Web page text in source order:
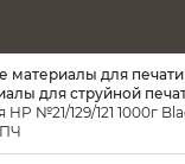
материалы для печати
для струйной
№21/129/121 1000г